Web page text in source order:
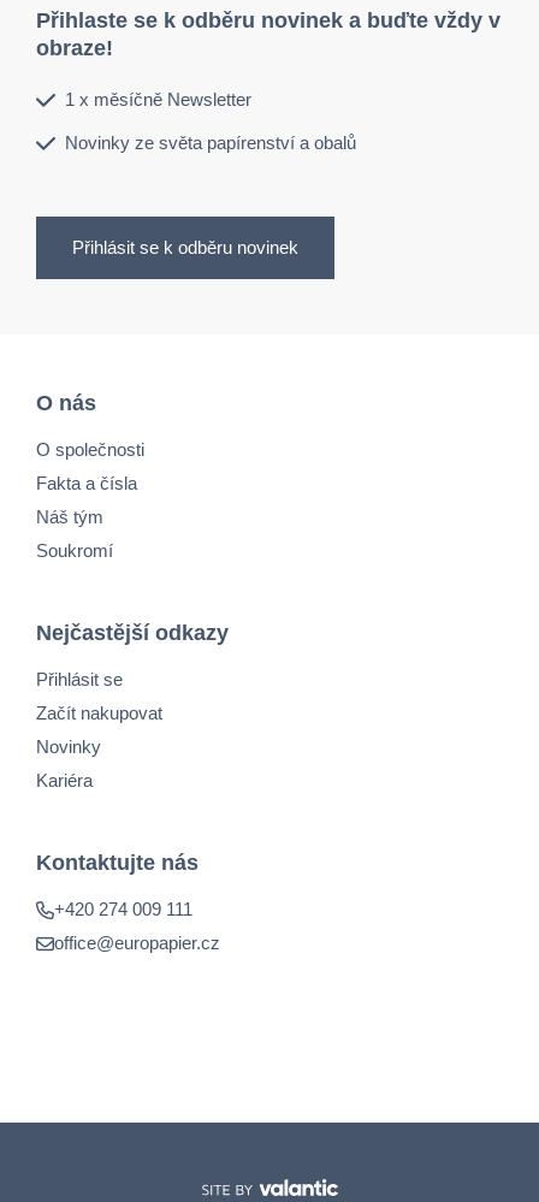
Přihlaste se k odběru novinek a buďte vždy v
obraze!
1 x měsíčně Newsletter
Novinky ze světa papírenství a obalů
Přihlásit se k odběru novinek
O nás
O společnosti
Fakta a čísla
Náš tým
Soukromí
Nejčastější odkazy
Přihlásit se
Začít nakupovat
Novinky
Kariéra
Kontaktujte nás
+420 274 009 111
office@europapier.cz